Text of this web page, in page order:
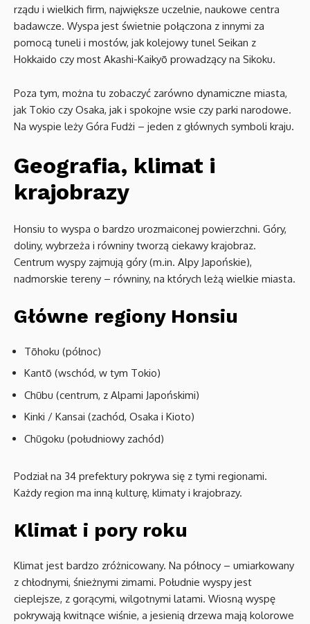
rządu i wielkich firm, największe uczelnie, naukowe centra
badawcze. Wyspa jest świetnie połączona z innymi za
pomocą tuneli i mostów, jak kolejowy tunel Seikan z
Hokkaido czy most Akashi-Kaikyō prowadzący na Sikoku.
Poza tym, można tu zobaczyć zarówno dynamiczne miasta,
jak Tokio czy Osaka, jak i spokojne wsie czy parki narodowe.
Na wyspie leży Góra Fudżi – jeden z głównych symboli kraju.
Geografia, klimat i
krajobrazy
Honsiu to wyspa o bardzo urozmaiconej powierzchni. Góry,
doliny, wybrzeża i równiny tworzą ciekawy krajobraz.
Centrum wyspy zajmują góry (m.in. Alpy Japońskie),
nadmorskie tereny – równiny, na których leżą wielkie miasta.
Główne regiony Honsiu
Tōhoku (północ)
Kantō (wschód, w tym Tokio)
Chūbu (centrum, z Alpami Japońskimi)
Kinki / Kansai (zachód, Osaka i Kioto)
Chūgoku (południowy zachód)
Podział na 34 prefektury pokrywa się z tymi regionami.
Każdy region ma inną kulturę, klimaty i krajobrazy.
Klimat i pory roku
Klimat jest bardzo zróżnicowany. Na północy – umiarkowany
z chłodnymi, śnieżnymi zimami. Południe wyspy jest
cieplejsze, z gorącymi, wilgotnymi latami. Wiosną wyspę
pokrywają kwitnące wiśnie, a jesienią drzewa mają kolorowe